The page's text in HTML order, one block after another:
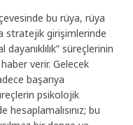
bu rüya, rüya
stratejik girişimlerinde
süreçlerinin
verir. Gelecek
başarıya
psikolojik
bu